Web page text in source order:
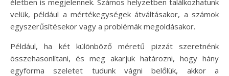
velük, például a mértékegységek átváltásakor, a számok
egyszerűsítésekor vagy a problémák megoldásakor.
Például, ha két különböző méretű pizzát szeretnénk
összehasonlítani, és meg akarjuk határozni, hogy hány
egyforma szeletet tudunk vágni belőlük, akkor a